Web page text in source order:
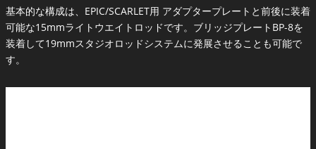
基本的な構成は、EPIC/SCARLET用 アダプタープレートと前後に装着
可能な15mmライトウエイトロッドです。ブリッジプレートBP-8を
装着して19mmスタジオロッドシステムに発展させることも可能で
す。